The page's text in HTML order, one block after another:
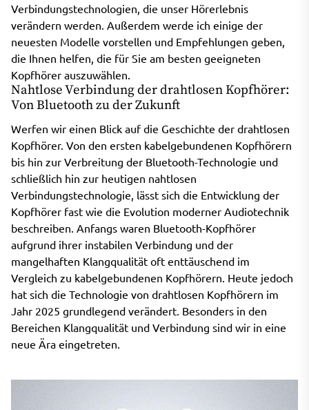
Verbindungstechnologien, die unser Hörerlebnis
verändern werden. Außerdem werde ich einige der
neuesten Modelle vorstellen und Empfehlungen geben,
die Ihnen helfen, die für Sie am besten geeigneten
Kopfhörer auszuwählen.
Nahtlose Verbindung der drahtlosen Kopfhörer:
Von Bluetooth zu der Zukunft
Werfen wir einen Blick auf die Geschichte der drahtlosen
Kopfhörer. Von den ersten kabelgebundenen Kopfhörern
bis hin zur Verbreitung der Bluetooth-Technologie und
schließlich hin zur heutigen nahtlosen
Verbindungstechnologie, lässt sich die Entwicklung der
Kopfhörer fast wie die Evolution moderner Audiotechnik
beschreiben. Anfangs waren Bluetooth-Kopfhörer
aufgrund ihrer instabilen Verbindung und der
mangelhaften Klangqualität oft enttäuschend im
Vergleich zu kabelgebundenen Kopfhörern. Heute jedoch
hat sich die Technologie von drahtlosen Kopfhörern im
Jahr 2025 grundlegend verändert. Besonders in den
Bereichen Klangqualität und Verbindung sind wir in eine
neue Ära eingetreten.